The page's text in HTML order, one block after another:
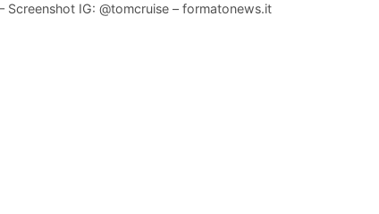
IG: @tomcruise – formatonews.it